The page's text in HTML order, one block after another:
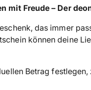
mit Freude – Der
das immer
können deine
Betrag